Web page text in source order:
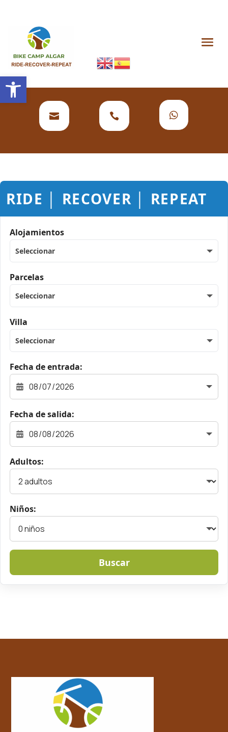
Abrir barra de herramientas
  
RIDE │ RECOVER │ REPEAT
Alojamientos
Seleccionar
Parcelas
Seleccionar
Villa
Seleccionar
Fecha de entrada:
Fecha de salida:
Adultos:
Niños:
Buscar